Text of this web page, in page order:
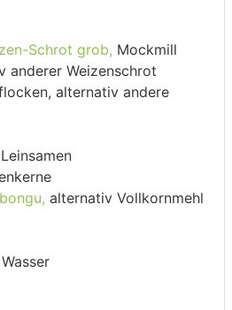
Schrot grob, Mockmill
anderer Weizenschrot
alternativ andere
alternativ Vollkornmehl